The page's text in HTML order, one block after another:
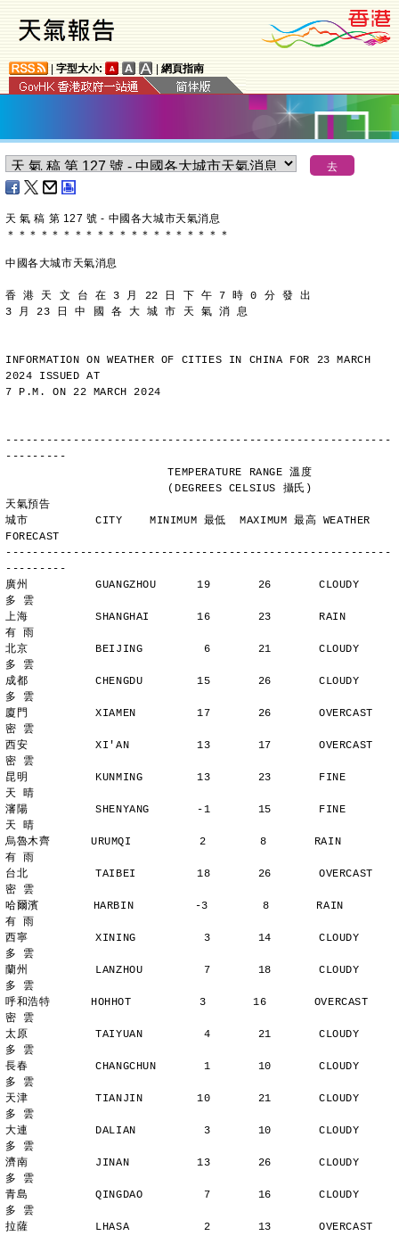
字型大小: 網頁指南
天 氣 稿 第 127 號 - 中國各大城市天氣消息
＊ ＊ ＊ ＊ ＊ ＊ ＊ ＊ ＊ ＊ ＊ ＊ ＊ ＊ ＊ ＊ ＊ ＊ ＊ ＊
中國各大城市天氣消息
香 港 天 文 台 在 3 月 22 日 下 午 7 時 0 分 發 出
3 月 23 日 中 國 各 大 城 市 天 氣 消 息
INFORMATION ON WEATHER OF CITIES IN CHINA FOR 23 MARCH
2024 ISSUED AT
7 P.M. ON 22 MARCH 2024
---------------------------------------------------------
---------
                        TEMPERATURE RANGE 溫度
天氣預告
城市          CITY    MINIMUM 最低  MAXIMUM 最高 WEATHER
FORECAST
---------------------------------------------------------
---------
廣州          GUANGZHOU      19       26       CLOUDY
多 雲
上海          SHANGHAI       16       23       RAIN
有 雨
北京          BEIJING         6       21       CLOUDY
多 雲
成都          CHENGDU        15       26       CLOUDY
多 雲
廈門          XIAMEN         17       26       OVERCAST
密 雲
西安          XI'AN          13       17       OVERCAST
密 雲
昆明          KUNMING        13       23       FINE
天 晴
瀋陽          SHENYANG       -1       15       FINE
天 晴
烏魯木齊      URUMQI          2        8       RAIN
有 雨
台北          TAIBEI         18       26       OVERCAST
密 雲
哈爾濱        HARBIN         -3        8       RAIN
有 雨
西寧          XINING          3       14       CLOUDY
多 雲
蘭州          LANZHOU         7       18       CLOUDY
多 雲
呼和浩特      HOHHOT          3       16       OVERCAST
密 雲
太原          TAIYUAN         4       21       CLOUDY
多 雲
長春          CHANGCHUN       1       10       CLOUDY
多 雲
天津          TIANJIN        10       21       CLOUDY
多 雲
大連          DALIAN          3       10       CLOUDY
多 雲
濟南          JINAN          13       26       CLOUDY
多 雲
青島          QINGDAO         7       16       CLOUDY
多 雲
拉薩          LHASA           2       13       OVERCAST